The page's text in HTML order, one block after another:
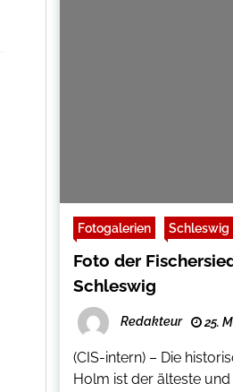
Fotogalerien Schleswig
Foto der
Schleswig
Redakteur 25.
(CIS-intern) – Die
Holm ist der älteste